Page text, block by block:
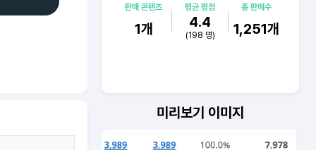
판매 콘텐츠
1개
평균 평점
4.4
(198 명)
총 판매수
1,251개
미리보기 이미지